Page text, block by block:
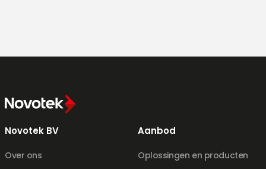
Novotek BV
Over ons
Aanbod
Oplossingen en producten